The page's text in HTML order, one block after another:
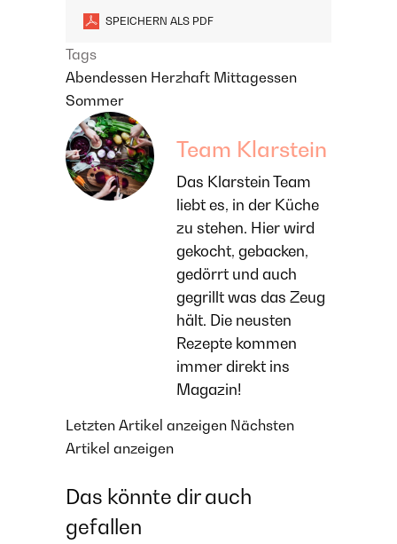
SPEICHERN ALS PDF
Tags
Abendessen Herzhaft Mittagessen
Sommer
Team Klarstein
Das Klarstein Team
liebt es, in der Küche
zu stehen. Hier wird
gekocht, gebacken,
gedörrt und auch
gegrillt was das Zeug
hält. Die neusten
Rezepte kommen
immer direkt ins
Magazin!
Letzten Artikel anzeigen Nächsten
Artikel anzeigen
Das könnte dir auch
gefallen